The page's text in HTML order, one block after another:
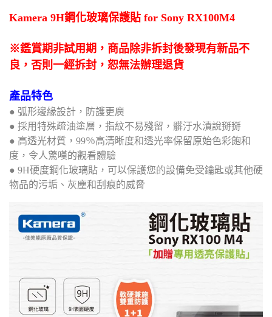
Kamera 9H鋼化玻璃保護貼 for Sony RX100M4
※鑑賞期非試用期，商品除非拆封後發現有新品不
良，否則一經拆封，恕無法辦理退貨
產品特色
● 弧形邊緣設計，防護更廣
● 採用特殊疏油塗層，指紋不易殘留，髒汙水漬說掰掰
● 高透光材質，99％高清晰度和透光率保留原始色彩飽和
度，令人驚嘆的觀看體驗
● 9H硬度鋼化玻璃貼，可以保護您的設備免受鑰匙或其他硬
物品的污垢、灰塵和刮痕的威脅